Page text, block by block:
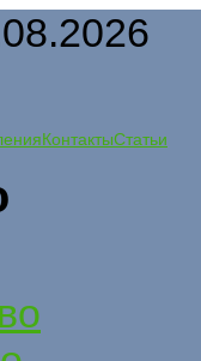
КонтактыСтатьи